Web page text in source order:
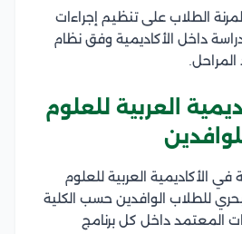
الطلاب على تنظيم إجراءات
داخل الأكاديمية وفق نظام
العربية للعلوم
الأكاديمية العربية للعلوم
للطلاب الوافدين حسب الكلية
المعتمد داخل كل برنامج